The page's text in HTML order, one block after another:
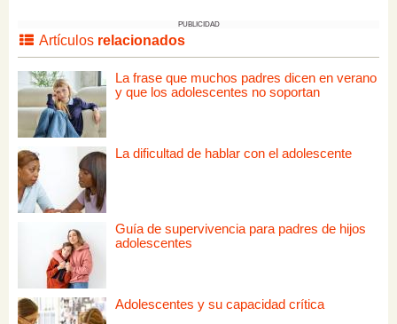
PUBLICIDAD
Artículos relacionados
La frase que muchos padres dicen en verano
y que los adolescentes no soportan
La dificultad de hablar con el adolescente
Guía de supervivencia para padres de hijos
adolescentes
Adolescentes y su capacidad crítica